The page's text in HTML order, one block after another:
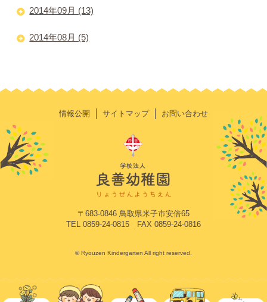
2014年09月 (13)
2014年08月 (5)
情報公開 サイトマップ お問い合わせ
〒683-0846 鳥取県米子市安倍65
TEL 0859-24-0815 FAX 0859-24-0816
© Ryouzen Kindergarten All right reserved.